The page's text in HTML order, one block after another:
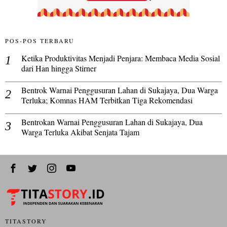
POS-POS TERBARU
Ketika Produktivitas Menjadi Penjara: Membaca Media Sosial
dari Han hingga Stirner
Bentrok Warnai Penggusuran Lahan di Sukajaya, Dua Warga
Terluka; Komnas HAM Terbitkan Tiga Rekomendasi
Bentrokan Warnai Penggusuran Lahan di Sukajaya, Dua
Warga Terluka Akibat Senjata Tajam
TITASTORY